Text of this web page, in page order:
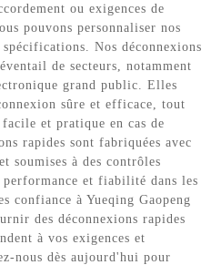
ou exigences de
pouvons personnaliser nos
Nos déconnexions
de secteurs, notamment
grand public. Elles
sûre et efficace, tout
et pratique en cas de
rapides sont fabriquées avec
soumises à des contrôles
et fiabilité dans les
confiance à Yueqing Gaopeng
des déconnexions rapides
à vos exigences et
nous dès aujourd'hui pour